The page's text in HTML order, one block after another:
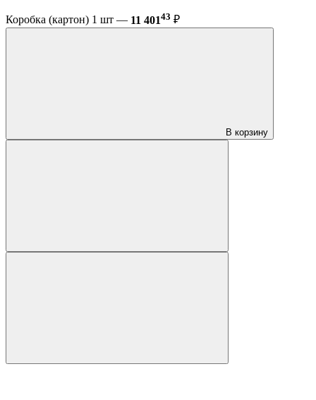
Коробка (картон) 1 шт — 11 40143 ₽
В корзину